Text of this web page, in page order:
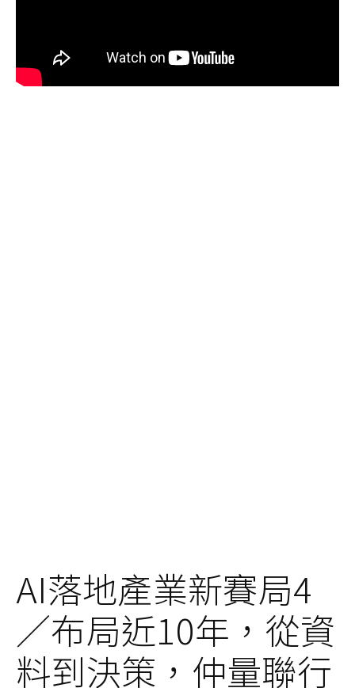
AI落地產業新賽局4
／布局近10年，從資
料到決策，仲量聯行